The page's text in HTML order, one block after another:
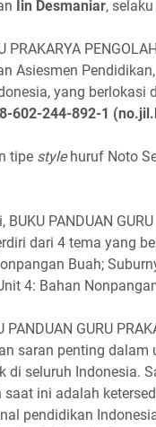
Iin Desmaniar,
PRAKARYA
Asiesmen
yang berlokasi
602-244-892-1
tipe stylehuruf Noto
PANDUAN
dari 4 tema yang
Buah;
4: Bahan
PANDUAN GURU
saran penting
di seluruh Indonesia.
ini adalah
pendidikan